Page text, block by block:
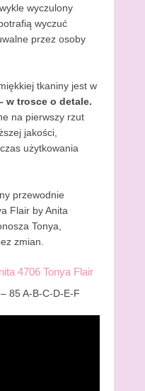
wyczulony
wyczuć
przez osoby
tkaniny jest w
w trosce o detale.
na pierwszy rzut
jakości,
użytkowania
przewodnie
Flair by Anita
Tonya,
zmian.
4706 Tonya Flair
85 A-B-C-D-E-F